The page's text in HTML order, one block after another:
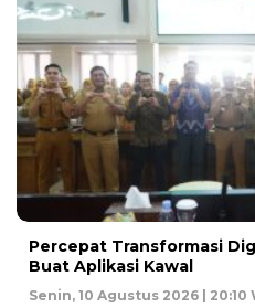
Percepat Transformasi
Buat Aplikasi Kawal
Senin, 10 Agustus 2026 | 20:10